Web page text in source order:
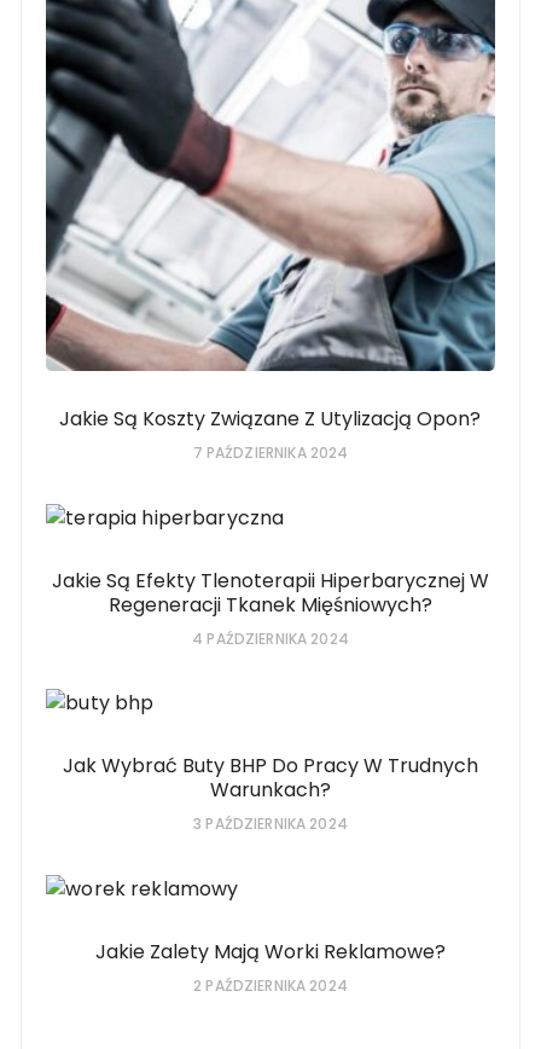
Jakie Są Koszty Związane Z Utylizacją Opon?
7 PAŹDZIERNIKA 2024
Jakie Są Efekty Tlenoterapii Hiperbarycznej W
Regeneracji Tkanek Mięśniowych?
4 PAŹDZIERNIKA 2024
Jak Wybrać Buty BHP Do Pracy W Trudnych
Warunkach?
3 PAŹDZIERNIKA 2024
Jakie Zalety Mają Worki Reklamowe?
2 PAŹDZIERNIKA 2024